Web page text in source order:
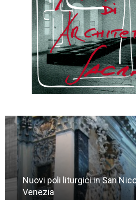
Nuovi poli liturgici in San Nicola
Venezia